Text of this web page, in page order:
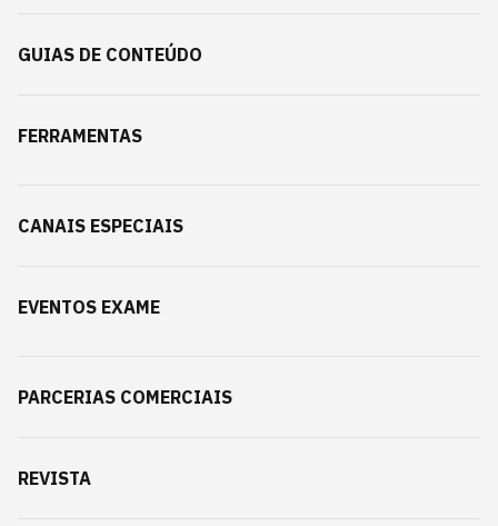
GUIAS DE CONTEÚDO
FERRAMENTAS
CANAIS ESPECIAIS
EVENTOS EXAME
PARCERIAS COMERCIAIS
REVISTA